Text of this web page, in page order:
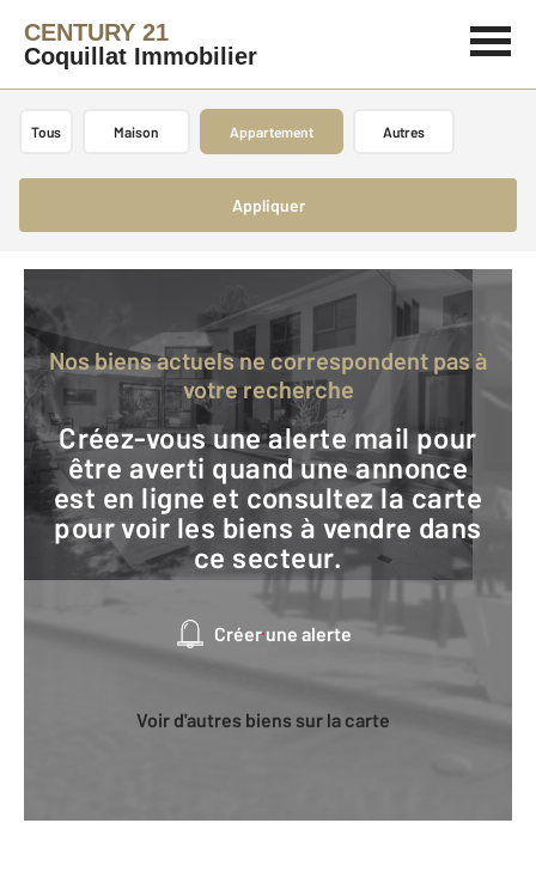
CENTURY 21
Coquillat Immobilier
Tous Maison Appartement Autres
Appliquer
Nos biens actuels ne correspondent pas à
votre recherche
Créez-vous une alerte mail pour
être averti quand une annonce
est en ligne et consultez la carte
pour voir les biens à vendre dans
ce secteur.
Créer une alerte
Voir d'autres biens sur la carte